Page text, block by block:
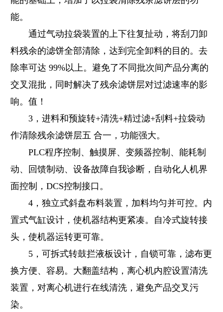
能。
通过气动拉袋装置的上下往复扯动，将刮刀卸
料残余的滤饼全部清除，达到完全卸料的目的。去
除率可达 99%以上。避免了不同批次间产品分离的
交叉混批，同时解决了残余滤饼层对过滤速率的影
响。值！
3，进料和预旋转+清洗+精过滤+刮料+拉袋动
作清除残余滤饼层五 合一，功能强大。
PLC程序控制、触摸屏、变频器控制、能耗制
动、回馈制动、设备故障自我诊断，自动化人机界
面控制，DCS控制接口。
4，独立式斜盘布料装置，加料均匀并可控。内
置式气缸设计，使机器结构更紧凑。自冷式旋转接
头，使机器运转更可靠。
5，可拆式转鼓拦液板设计，自锁可靠，滤布更
换方便、容易。大翻盖结构，离心机内腔设置清洗
装置，对离心机进行在线清洗，避免产品交叉污
染。